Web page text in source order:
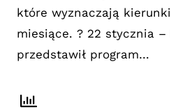
które wyznaczają
miesiące. ? 22 stycznia –
przedstawił program…